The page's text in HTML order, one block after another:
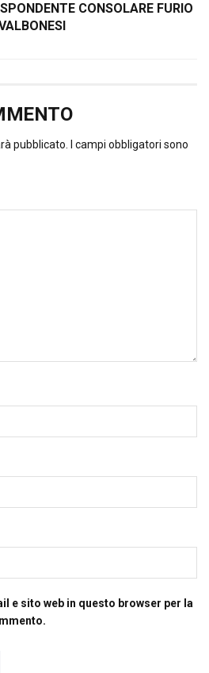
CONSOLARE FURIO
pubblicato.
I campi obbligatori sono
e sito web in questo browser per la